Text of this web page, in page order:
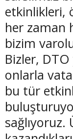
etkinlikleri,
her zaman
bizim
Bizler,
onlarla
bu tür